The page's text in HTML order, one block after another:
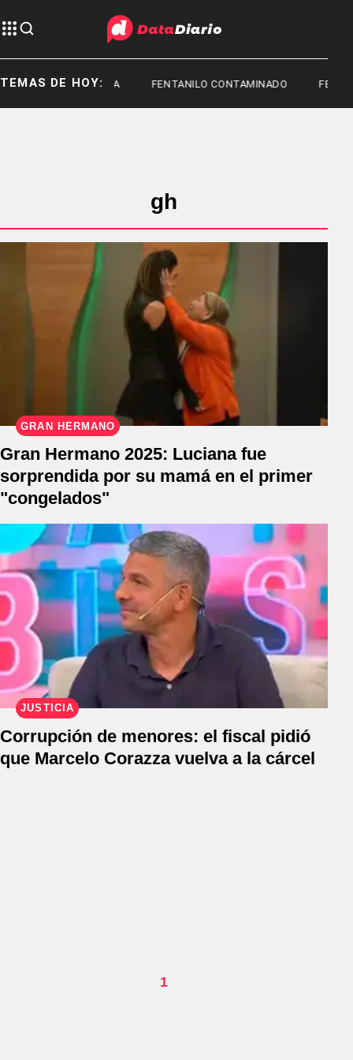
TEMAS DE HOY:
TOYOTA FENTANILO CONTAMINADO
gh
GRAN HERMANO
Gran Hermano 2025: Luciana fue
sorprendida por su mamá en el primer
"congelados"
JUSTICIA
Corrupción de menores: el fiscal pidió
que Marcelo Corazza vuelva a la cárcel
1